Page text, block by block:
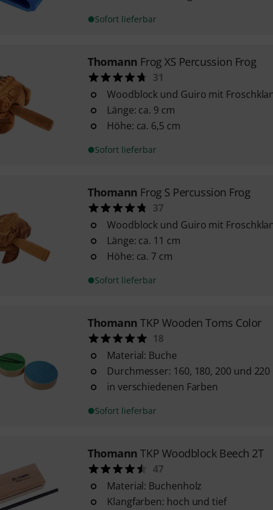
Sofort lieferbar
Thomann Frog XS Percussion Frog
31
Woodblock und Guiro mit
Länge: ca. 9 cm
Höhe: ca. 6,5 cm
Sofort lieferbar
Thomann Frog S Percussion Frog
37
Woodblock und Guiro mit
Länge: ca. 11 cm
Höhe: ca. 7 cm
Sofort lieferbar
Thomann TKP Wooden Toms Color
18
Material: Buche
Durchmesser: 160, 180, 200 und
in verschiedenen Farben
Sofort lieferbar
Thomann TKP Woodblock Beech 2T
47
Material: Buchenholz
Klangfarben: hoch und tief